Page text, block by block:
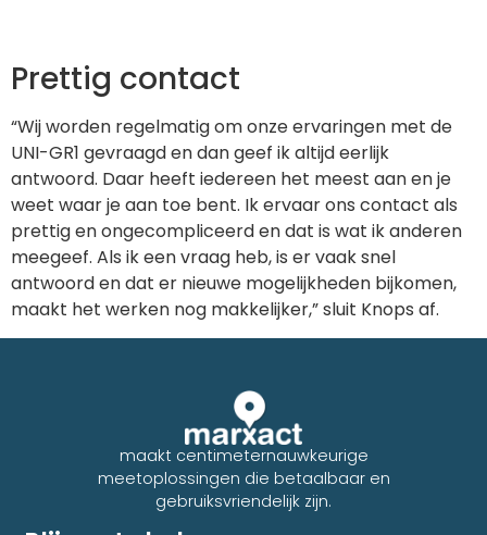
Prettig contact
“Wij worden regelmatig om onze ervaringen met de
UNI-GR1 gevraagd en dan geef ik altijd eerlijk
antwoord. Daar heeft iedereen het meest aan en je
weet waar je aan toe bent. Ik ervaar ons contact als
prettig en ongecompliceerd en dat is wat ik anderen
meegeef. Als ik een vraag heb, is er vaak snel
antwoord en dat er nieuwe mogelijkheden bijkomen,
maakt het werken nog makkelijker,” sluit Knops af.
maakt centimeternauwkeurige
meetoplossingen die betaalbaar en
gebruiksvriendelijk zijn.